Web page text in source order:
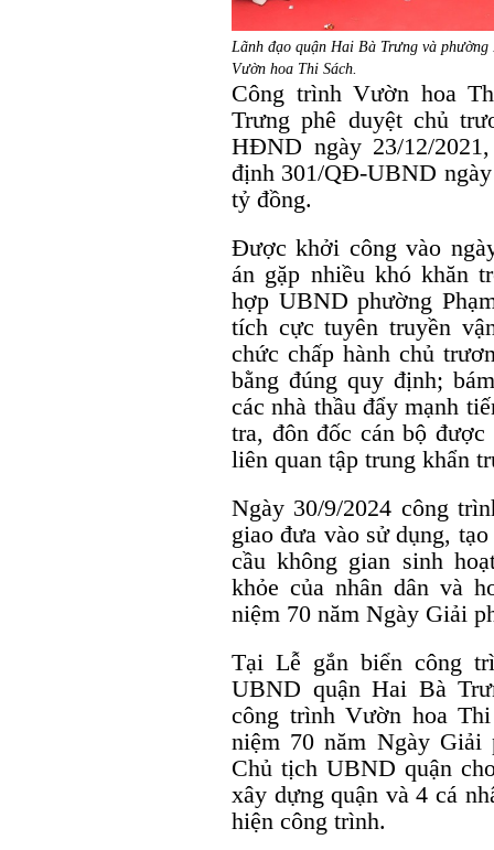
Lãnh đạo quận Hai Bà Trưng và
Vườn hoa Thi Sách.
Công trình Vườn hoa
Trưng phê duyệt chủ
HĐND ngày 23/12/
định 301/QĐ-UBND
tỷ đồng.
Được khởi công vào
án gặp nhiều khó khăn
hợp UBND phường
tích cực tuyên truyền
chức chấp hành chủ
bằng đúng quy định;
các nhà thầu đẩy mạnh
tra, đôn đốc cán bộ
liên quan tập trung khẩn
Ngày 30/9/2024 công
giao đưa vào sử dụng,
cầu không gian sinh
khỏe của nhân dân và
niệm 70 năm Ngày Giải
Tại Lễ gắn biển công
UBND quận Hai Bà
công trình Vườn hoa
niệm 70 năm Ngày Giải
Chủ tịch UBND quận
xây dựng quận và 4 cá
hiện công trình.